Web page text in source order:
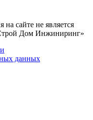
сайте не является
Дом Инжиниринг»
данных